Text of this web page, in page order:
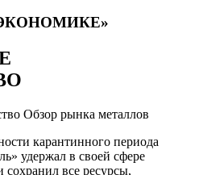
Обзор рынка металлов
карантинного периода
удержал в своей сфере
сохранил все ресурсы,